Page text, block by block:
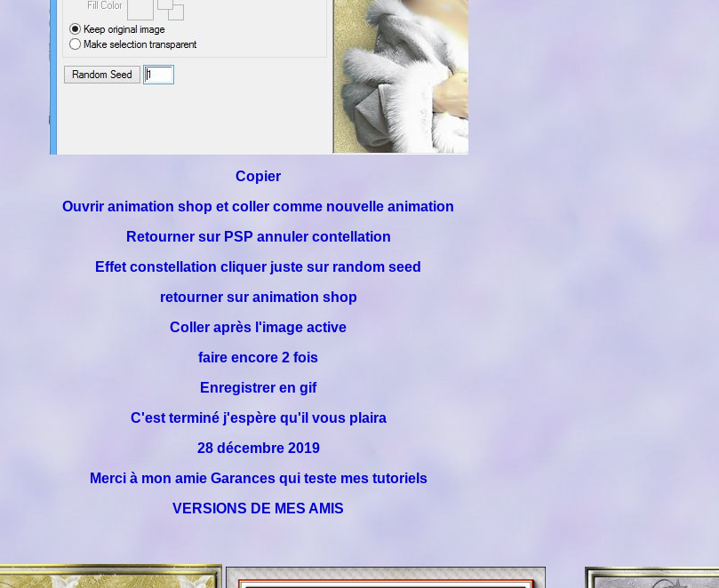
Copier
Ouvrir animation shop et coller comme nouvelle animation
Retourner sur PSP annuler contellation
Effet constellation cliquer juste sur random seed
retourner sur animation shop
Coller après l'image active
faire encore 2 fois
Enregistrer en gif
C'est terminé j'espère qu'il vous plaira
28 décembre 2019
Merci à mon amie Garances qui teste mes tutoriels
VERSIONS DE MES AMIS